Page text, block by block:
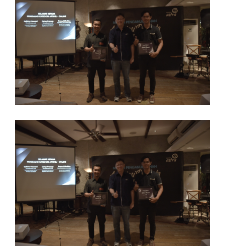
ASURANSI
ASTRA
2017
Image